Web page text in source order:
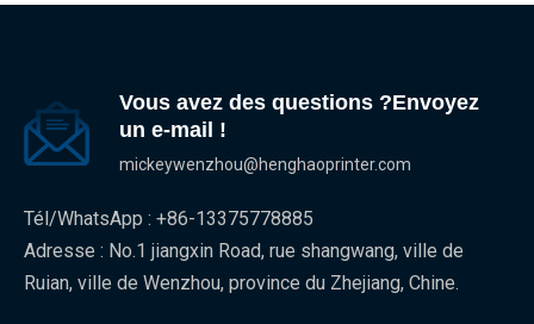
Vous avez des questions ?Envoyez
un e-mail !
mickeywenzhou@henghaoprinter.com
Tél/WhatsApp : +86-13375778885
Adresse : No.1 jiangxin Road, rue shangwang, ville de
Ruian, ville de Wenzhou, province du Zhejiang, Chine.